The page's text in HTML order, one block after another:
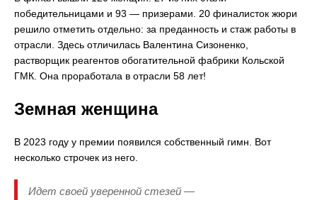
победительницами и 93 — призерами. 20 финалисток жюри
решило отметить отдельно: за преданность и стаж работы в
отрасли. Здесь отличилась Валентина Сизоненко,
растворщик реагентов обогатительной фабрики Кольской
ГМК. Она проработала в отрасли 58 лет!
Земная женщина
В 2023 году у премии появился собственный гимн. Вот
несколько строчек из него.
Идет своей уверенной стезей —